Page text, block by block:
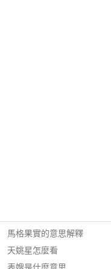
馬格果實的意思解釋
天姚星怎麼看